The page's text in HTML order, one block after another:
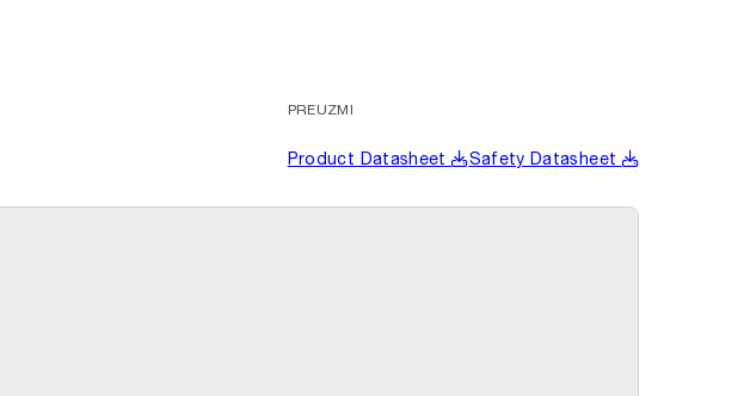
PREUZMI
Product Datasheet Safety Datasheet